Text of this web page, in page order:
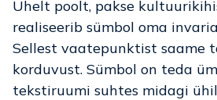
Ühelt poolt, pakse
realiseerib sümbol oma
Sellest vaatepunktist saame
korduvust. Sümbol on teda
tekstiruumi suhtes midagi